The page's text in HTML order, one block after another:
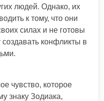
людей. Однако, их
к тому, что они
силах и не готовы
конфликты в
чувство, которое
знаку Зодиака,